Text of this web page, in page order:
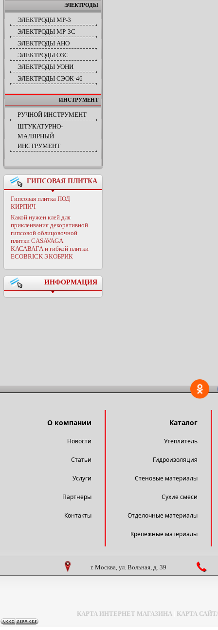
ЭЛЕКТРОДЫ
ЭЛЕКТРОДЫ МР-3
ЭЛЕКТРОДЫ МР-3С
ЭЛЕКТРОДЫ АНО
ЭЛЕКТРОДЫ ОЗС
ЭЛЕКТРОДЫ УОНИ
ЭЛЕКТРОДЫ СЭОК-46
ИНСТРУМЕНТ
РУЧНОЙ ИНСТРУМЕНТ
ШТУКАТУРНО-
МАЛЯРНЫЙ
ИНСТРУМЕНТ
ГИПСОВАЯ ПЛИТКА
Гипсовая плитка ПОД
КИРПИЧ
Какой нужен клей для
приклеивания декоративной
гипсовой облицовочной
плитки CASAVAGA
КАСАВАГА и гибкой плитки
ECOBRICK ЭКОБРИК
ИНФОРМАЦИЯ
О компании
Новости
Статьи
Услуги
Партнеры
Контакты
Каталог
Утеплитель
Гидроизоляция
Стеновые материалы
Сухие смеси
Отделочные материалы
Крепёжные материалы
г. Москва, ул. Вольная, д. 39
КАРТА ИНТЕРНЕТ МАГАЗИНА КАРТА
Задать вопрос